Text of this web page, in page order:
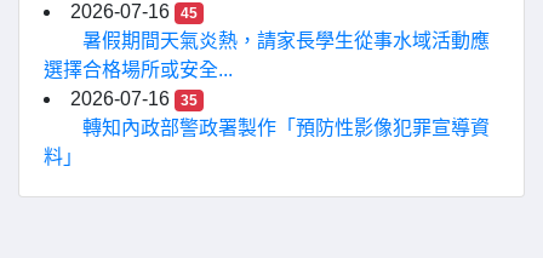
2026-07-16
45
暑假期間天氣炎熱，請家長學生從事水域活動應
選擇合格場所或安全...
2026-07-16
35
轉知內政部警政署製作「預防性影像犯罪宣導資
料」